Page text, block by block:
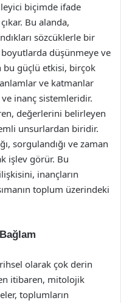
biçimde ifade
Bu alanda,
sözcüklerle bir
boyutlarda düşünmeye ve
bu güçlü etkisi, birçok
ve katmanlar
inanç sistemleridir.
değerlerini belirleyen
unsurlardan biridir.
sorgulandığı ve zaman
işlev görür. Bu
inançların
toplum üzerindeki
olarak çok derin
itibaren, mitolojik
toplumların